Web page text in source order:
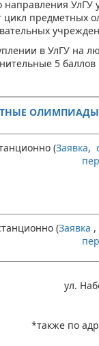
УлГУ
цикл
в УлГУ на
5 баллов
ОЛИМПИАДЫ
(Заявка,
(Заявка ,
ул.
*также по